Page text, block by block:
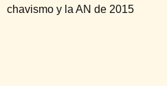
chavismo y la AN de 2015